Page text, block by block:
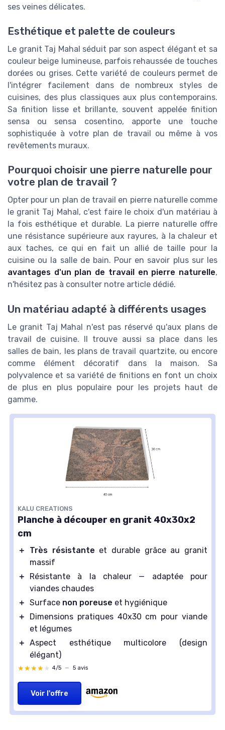
ses veines délicates.
Esthétique et palette de couleurs
Le granit Taj Mahal séduit par son aspect élégant et sa
couleur beige lumineuse, parfois rehaussée de touches
dorées ou grises. Cette variété de couleurs permet de
l'intégrer facilement dans de nombreux styles de
cuisines, des plus classiques aux plus contemporains.
Sa finition lisse et brillante, souvent appelée finition
sensa ou sensa cosentino, apporte une touche
sophistiquée à votre plan de travail ou même à vos
revêtements muraux.
Pourquoi choisir une pierre naturelle pour
votre plan de travail ?
Opter pour un plan de travail en pierre naturelle comme
le granit Taj Mahal, c'est faire le choix d'un matériau à
la fois esthétique et durable. La pierre naturelle offre
une résistance supérieure aux rayures, à la chaleur et
aux taches, ce qui en fait un allié de taille pour la
cuisine ou la salle de bain. Pour en savoir plus sur les
avantages d'un plan de travail en pierre naturelle,
n'hésitez pas à consulter notre article dédié.
Un matériau adapté à différents usages
Le granit Taj Mahal n'est pas réservé qu'aux plans de
travail de cuisine. Il trouve aussi sa place dans les
salles de bain, les plans de travail quartzite, ou encore
comme élément décoratif dans la maison. Sa
polyvalence et sa variété de finitions en font un choix
de plus en plus populaire pour les projets haut de
gamme.
KALU CREATIONS
Planche à découper en granit 40x30x2
cm
＋ Très résistante et durable grâce au granit
massif
＋
Résistante à la chaleur — adaptée pour
viandes chaudes
＋ Surface non poreuse et hygiénique
＋
Dimensions pratiques 40x30 cm pour viande
et légumes
＋ Aspect esthétique multicolore (design
élégant)
★★★★★
★★★★★ 4/5 — 5 avis
Voir l'offre